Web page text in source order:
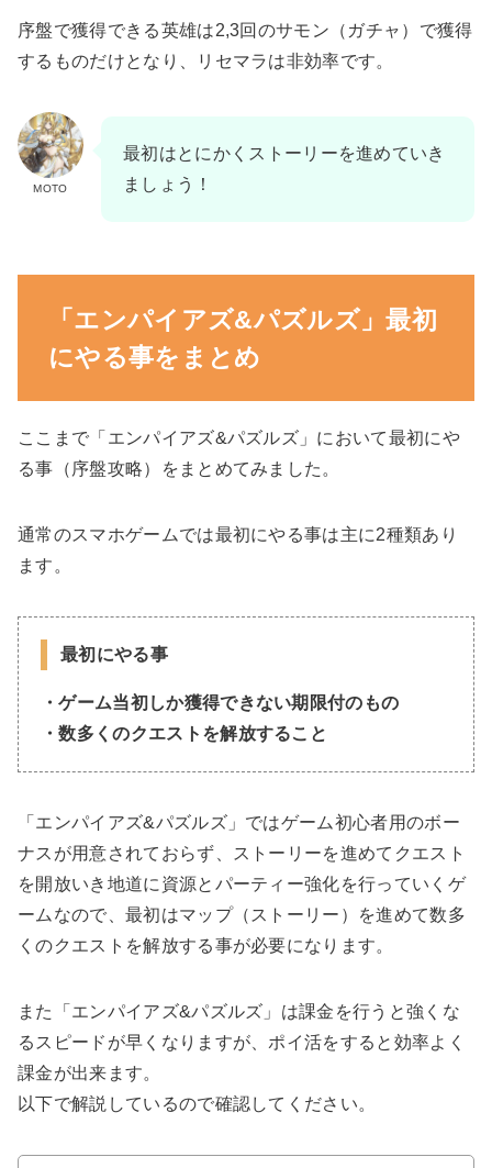
序盤で獲得できる英雄は2,3回のサモン（ガチャ）で獲得
するものだけとなり、リセマラは非効率です。
MOTO
最初はとにかくストーリーを進めていき
ましょう！
「エンパイアズ&パズルズ」最初
にやる事をまとめ
ここまで「エンパイアズ&パズルズ」において最初にや
る事（序盤攻略）をまとめてみました。
通常のスマホゲームでは最初にやる事は主に2種類あり
ます。
最初にやる事
・ゲーム当初しか獲得できない期限付のもの
・数多くのクエストを解放すること
「エンパイアズ&パズルズ」ではゲーム初心者用のボー
ナスが用意されておらず、ストーリーを進めてクエスト
を開放いき地道に資源とパーティー強化を行っていくゲ
ームなので、最初はマップ（ストーリー）を進めて数多
くのクエストを解放する事が必要になります。
また「エンパイアズ&パズルズ」は課金を行うと強くな
るスピードが早くなりますが、ポイ活をすると効率よく
課金が出来ます。
以下で解説しているので確認してください。